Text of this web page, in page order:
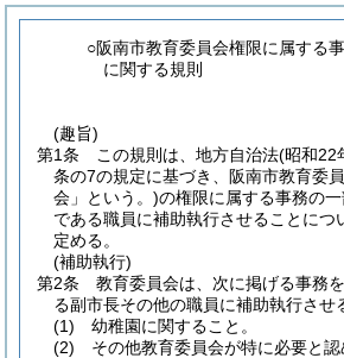
○阪南市教育委員会権限に属する
に関する規則
(趣旨)
第1条
この規則は、地方自治法(昭和22
条の7の規定に基づき、阪南市教育委
会」という。)の権限に属する事務の
である職員に補助執行させることにつ
定める。
(補助執行)
第2条
教育委員会は、次に掲げる事務
る副市長その他の職員に補助執行させ
(1)
幼稚園に関すること。
(2)
その他教育委員会が特に必要と